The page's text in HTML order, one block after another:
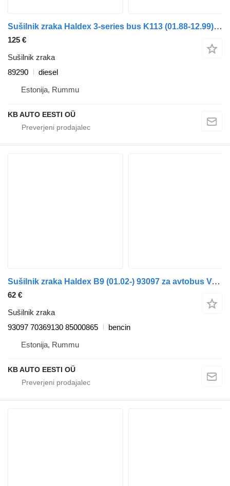
Sušilnik zraka Haldex 3-series bus K113 (01.88-12.99) 89290 za avtobus Scania 3-series bus (1988-1999)
125 €
Sušilnik zraka
89290
diesel
Estonija, Rummu
KB AUTO EESTI OÜ
Sušilnik zraka Haldex B9 (01.02-) 93097 za avtobus Volvo B6, B7, B9, B10, B12 bus (1978-2011)
62 €
Sušilnik zraka
93097 70369130 85000865
bencin
Estonija, Rummu
KB AUTO EESTI OÜ